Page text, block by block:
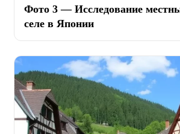
Фото 3 — Исследование
селе в Японии